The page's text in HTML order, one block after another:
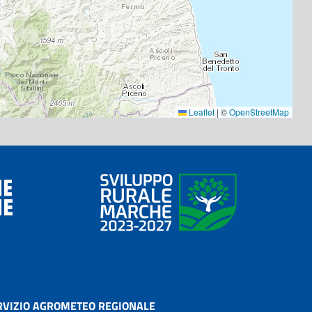
Leaflet | ©OpenStreetMap
AGROMETEO REGIONALE